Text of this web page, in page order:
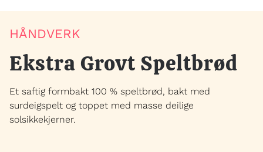
HÅNDVERK
Ekstra Grovt Speltbrød
Et saftig formbakt 100 % speltbrød, bakt med
surdeigspelt og toppet med masse deilige
solsikkekjerner.